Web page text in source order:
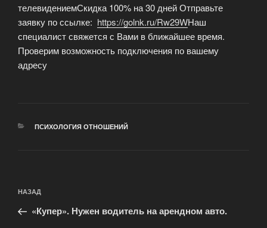
телевидениемСкидка 100% на 30 дней Отправьте
заявку по ссылке: https://golnk.ru/Rw29WНаш
специалист свяжется с Вами в ближайшее время.
Проверим возможность подключения по вашему
адресу
РУБРИКИ
ПСИХОЛОГИЯ ОТНОШЕНИЙ
по
записям
Предыдущая
запись:
НАЗАД
«Купер». Нужен водитель на арендном авто.